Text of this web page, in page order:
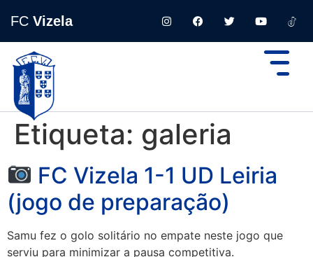
FC Vizela
Etiqueta: galeria
FC Vizela 1-1 UD Leiria
(jogo de preparação)
Samu fez o golo solitário no empate neste jogo que
serviu para minimizar a pausa competitiva.